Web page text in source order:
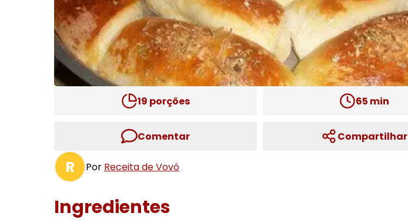
19 porções 65 min
Comentar Compartilhar
R Por Receita de Vovó
Ingredientes